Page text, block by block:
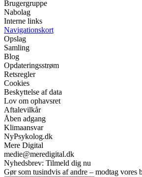
Brugergruppe
Nabolag
Interne links
Navigationskort
Opslag
Samling
Blog
Opdateringsstrøm
Retsregler
Cookies
Beskyttelse af data
Lov om ophavsret
Aftalevilkår
Åben adgang
Klimaansvar
NyPsykolog.dk
Mere Digital
medie@meredigital.dk
Nyhedsbrev: Tilmeld dig nu
Gør som tusindvis af andre – modtag vores